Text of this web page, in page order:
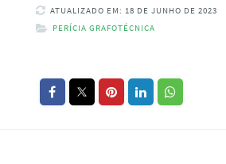
ATUALIZADO EM: 18 DE JUNHO DE 2023
PERÍCIA GRAFOTÉCNICA